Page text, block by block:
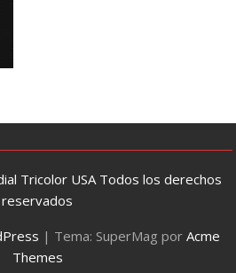
Tricolor USA Todos los derechos
reservados
| Tema: SuperMag por Acme
Themes